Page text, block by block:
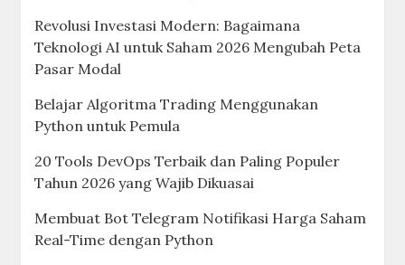
Revolusi Investasi Modern: Bagaimana
Teknologi AI untuk Saham 2026 Mengubah Peta
Pasar Modal
Belajar Algoritma Trading Menggunakan
Python untuk Pemula
20 Tools DevOps Terbaik dan Paling Populer
Tahun 2026 yang Wajib Dikuasai
Membuat Bot Telegram Notifikasi Harga Saham
Real-Time dengan Python